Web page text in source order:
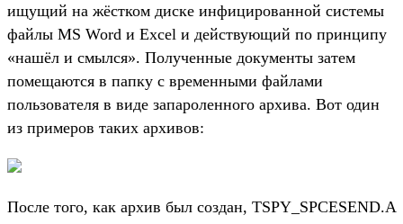
ищущий на жёстком диске инфицированной системы
файлы MS Word и Excel и действующий по принципу
«нашёл и смылся». Полученные документы затем
помещаются в папку с временными файлами
пользователя в виде запароленного архива. Вот один
из примеров таких архивов:
После того, как архив был создан, TSPY_SPCESEND.A